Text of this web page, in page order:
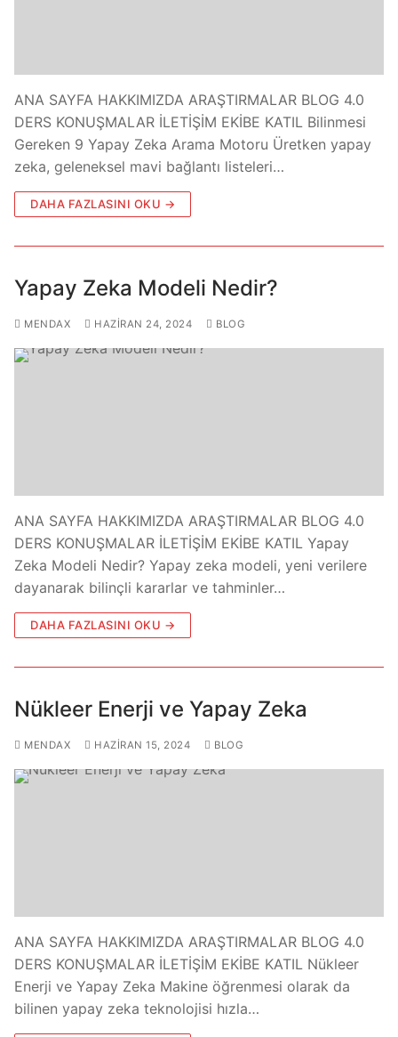
ANA SAYFA HAKKIMIZDA ARAŞTIRMALAR BLOG 4.0
DERS KONUŞMALAR İLETİŞİM EKİBE KATIL Bilinmesi
Gereken 9 Yapay Zeka Arama Motoru Üretken yapay
zeka, geleneksel mavi bağlantı listeleri…
DAHA FAZLASINI OKU →
Yapay Zeka Modeli Nedir?
MENDAX HAZIRAN 24, 2024 BLOG
ANA SAYFA HAKKIMIZDA ARAŞTIRMALAR BLOG 4.0
DERS KONUŞMALAR İLETİŞİM EKİBE KATIL Yapay
Zeka Modeli Nedir? Yapay zeka modeli, yeni verilere
dayanarak bilinçli kararlar ve tahminler…
DAHA FAZLASINI OKU →
Nükleer Enerji ve Yapay Zeka
MENDAX HAZIRAN 15, 2024 BLOG
ANA SAYFA HAKKIMIZDA ARAŞTIRMALAR BLOG 4.0
DERS KONUŞMALAR İLETİŞİM EKİBE KATIL Nükleer
Enerji ve Yapay Zeka Makine öğrenmesi olarak da
bilinen yapay zeka teknolojisi hızla…